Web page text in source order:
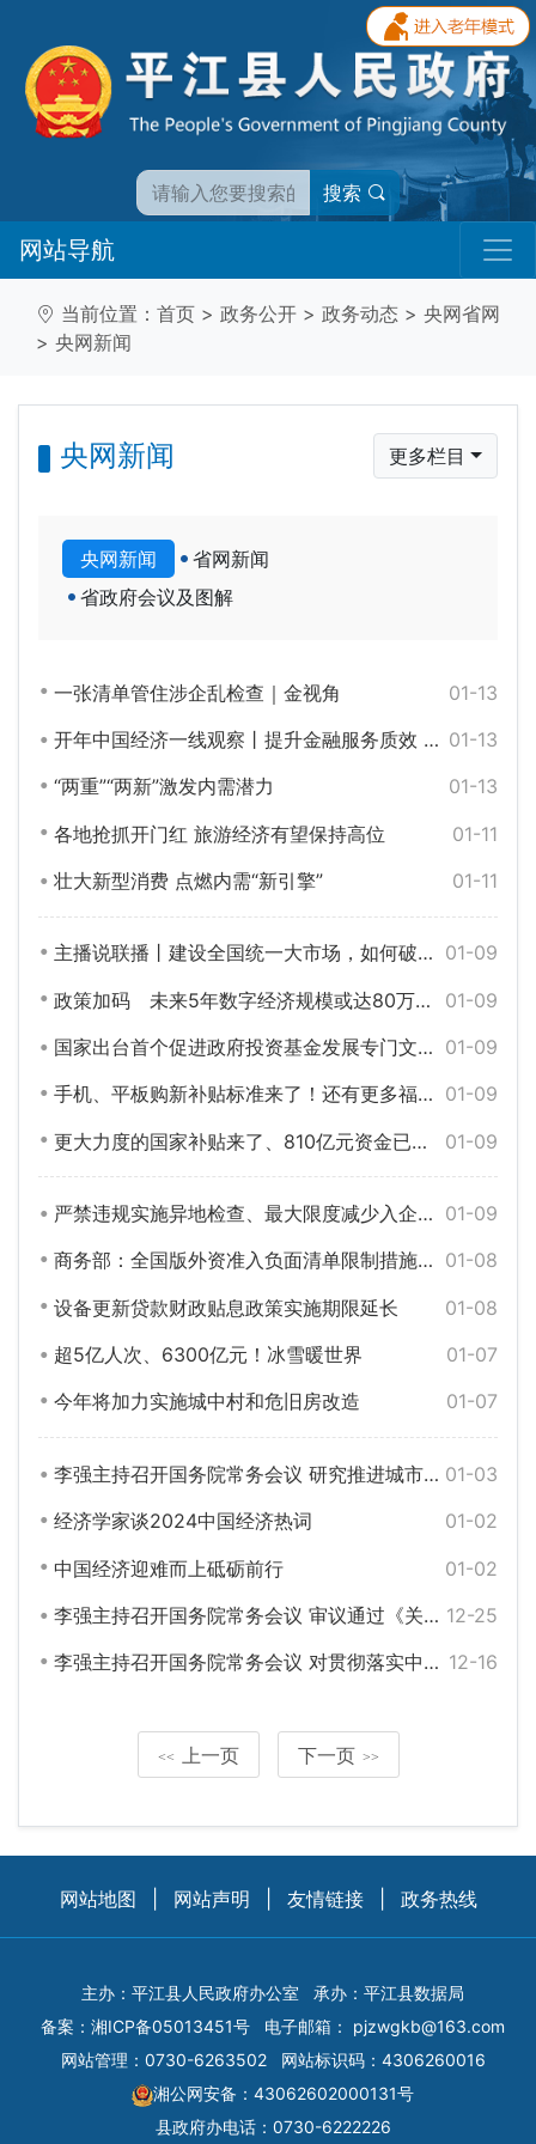
搜索
网站导航
当前位置： 首页 > 政务公开 > 政务动态 > 央网省网
> 央网新闻
央网新闻 更多栏目
央网新闻
省网新闻
省政府会议及图解
01-13
一张清单管住涉企乱检查｜金视角
01-13
开年中国经济一线观察丨提升金融服务质效 为高质量发展注入“活水”
01-13
“两重”“两新”激发内需潜力
01-11
各地抢抓开门红 旅游经济有望保持高位
01-11
壮大新型消费 点燃内需“新引擎”
01-09
主播说联播丨建设全国统一大市场，如何破？怎么立？
01-09
政策加码 未来5年数字经济规模或达80万亿元
01-09
国家出台首个促进政府投资基金发展专门文件，有何看点？
01-09
手机、平板购新补贴标准来了！还有更多福利→
01-09
更大力度的国家补贴来了、810亿元资金已下达……五部门最新发声
01-09
严禁违规实施异地检查、最大限度减少入企检查频次……最新发布
01-08
商务部：全国版外资准入负面清单限制措施已缩减至29条
01-08
设备更新贷款财政贴息政策实施期限延长
01-07
超5亿人次、6300亿元！冰雪暖世界
01-07
今年将加力实施城中村和危旧房改造
01-03
李强主持召开国务院常务会议 研究推进城市更新工作等
01-02
经济学家谈2024中国经济热词
01-02
中国经济迎难而上砥砺前行
12-25
李强主持召开国务院常务会议 审议通过《关于严格规范涉企行政检查的意见》等
12-16
李强主持召开国务院常务会议 对贯彻落实中央经济工作会议决策部署作出安排等
<< 上一页 下一页 >>
网站地图 网站声明 友情链接 政务热线
主办：平江县人民政府办公室
承办：平江县数据局
备案： 湘ICP备05013451号 电子邮箱： pjzwgkb@163.com
网站管理：0730-6263502
网站标识码：4306260016
湘公网安备：43062602000131号
县政府办电话：0730-6222226